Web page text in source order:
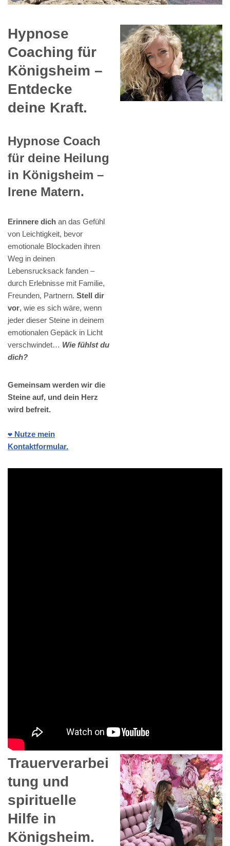
Hypnose
Coaching für
Königsheim –
Entdecke
deine Kraft.
Hypnose Coach
für deine Heilung
in Königsheim –
Irene Matern.
Erinnere dich an das Gefühl
von Leichtigkeit, bevor
emotionale Blockaden ihren
Weg in deinen
Lebensrucksack fanden –
durch Erlebnisse mit Familie,
Freunden, Partnern. Stell dir
vor, wie es sich wäre, wenn
jeder dieser Steine in deinem
emotionalen Gepäck in Licht
verschwindet… Wie fühlst du
dich?
Gemeinsam werden wir die
Steine auf, und dein Herz
wird befreit.
❤️ Nutze mein
Kontaktformular.
Trauerverarbei
tung und
spirituelle
Hilfe in
Königsheim.